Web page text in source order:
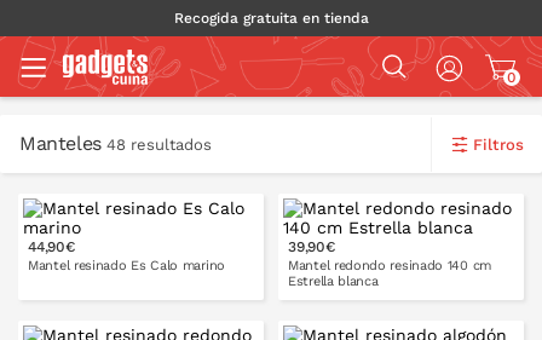
Recogida gratuita en tienda
0
Manteles48 resultados Filtros
44,90€
Mantel resinado Es Calo marino
140x140
cm
140x250
39,90€
Mantel redondo resinado 140 cm
Estrella blanca